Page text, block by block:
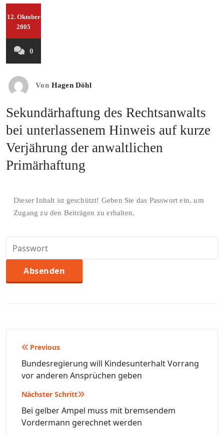
12. Oktober
2005
0
Von Hagen Döhl
Sekundärhaftung des Rechtsanwalts
bei unterlassenem Hinweis auf kurze
Verjährung der anwaltlichen
Primärhaftung
Dieser Inhalt ist geschützt! Geben Sie das Passwort ein, um
Zugang zu den Beiträgen zu erhalten.
Beitragsnavigation
Previous
Bundesregierung will Kindesunterhalt Vorrang
vor anderen Ansprüchen geben
Nächster Schritt
Bei gelber Ampel muss mit bremsendem
Vordermann gerechnet werden